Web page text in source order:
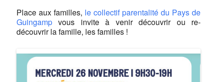
Place aux familles, le collectif parentalité du Pays de
Guingampvous invite à venir découvrir ou re-
découvrir la famille, les familles !